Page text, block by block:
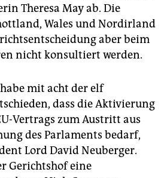
Theresa May ab. Die
Wales und Nordirland
aber beim
nicht konsultiert werden.
mit acht der elf
dass die Aktivierung
Vertrags zum Austritt aus
des Parlaments bedarf,
Lord David Neuberger.
Gerichtshof eine